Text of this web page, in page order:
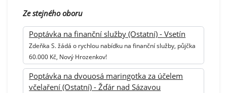
Ze stejného oboru
Poptávka na finanční služby (Ostatní) - Vsetín
Zdeňka S. žádá o rychlou nabídku na finanční služby, půjčka
60.000 Kč, Nový Hrozenkov!
Poptávka na dvouosá maringotka za účelem
včelaření (Ostatní) - Žďár nad Sázavou